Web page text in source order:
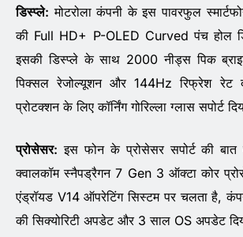
डिस्प्ले: मोटरोला कंपनी के इस पावरफुल
की Full HD+ P-OLED Curved पंच होल
इसकी डिस्प्ले के साथ 2000 नीड्स पिक
पिक्सल रेजोल्यूशन और 144Hz रिफ्रेश रेट
प्रोटक्शन के लिए कॉर्निंग गोरिल्ला ग्लास सपोर्ट
प्रोसेसर: इस फोन के प्रोसेसर सपोर्ट की
क्वालकॉम स्नैपड्रैगन 7 Gen 3 ऑक्टा कोर
एंड्रॉयड V14 ऑपरेटिंग सिस्टम पर चलता है,
की सिक्योरिटी अपडेट और 3 साल OS अपडेट